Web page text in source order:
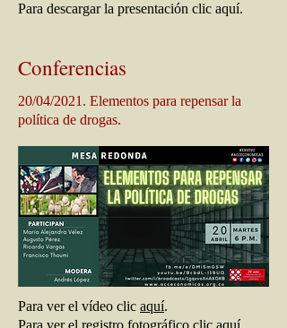
Para descargar la presentación clic aquí.
Conferencias
20/04/2021. Elementos para repensar la
política de drogas.
Para ver el vídeo clic aquí.
Para ver el registro fotográfico clic aquí.